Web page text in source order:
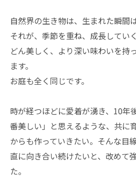
自然界の生き物は、生まれた瞬間
それが、季節を重ね、成長してい
どん美しく、より深い味わいを持
ます。
お庭も全く同じです。
時が経つほどに愛着が湧き、10年
番美しい」と思えるような、共に
からも作っていきたい。そんな目
直に向き合い続けたいと、改めて
た。